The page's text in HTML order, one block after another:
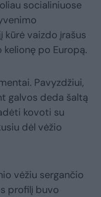
socialiniuose
kūrė vaizdo įrašus
po Europą.
Pavyzdžiui,
galvos deda šaltą
kovoti su
dėl vėžio
vėžiu sergančio
profilį buvo